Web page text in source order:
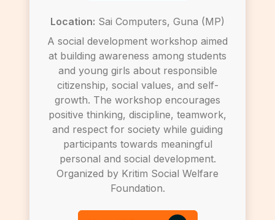
Location: Sai Computers, Guna (MP)
A social development workshop aimed
at building awareness among students
and young girls about responsible
citizenship, social values, and self-
growth. The workshop encourages
positive thinking, discipline, teamwork,
and respect for society while guiding
participants towards meaningful
personal and social development.
Organized by Kritim Social Welfare
Foundation.